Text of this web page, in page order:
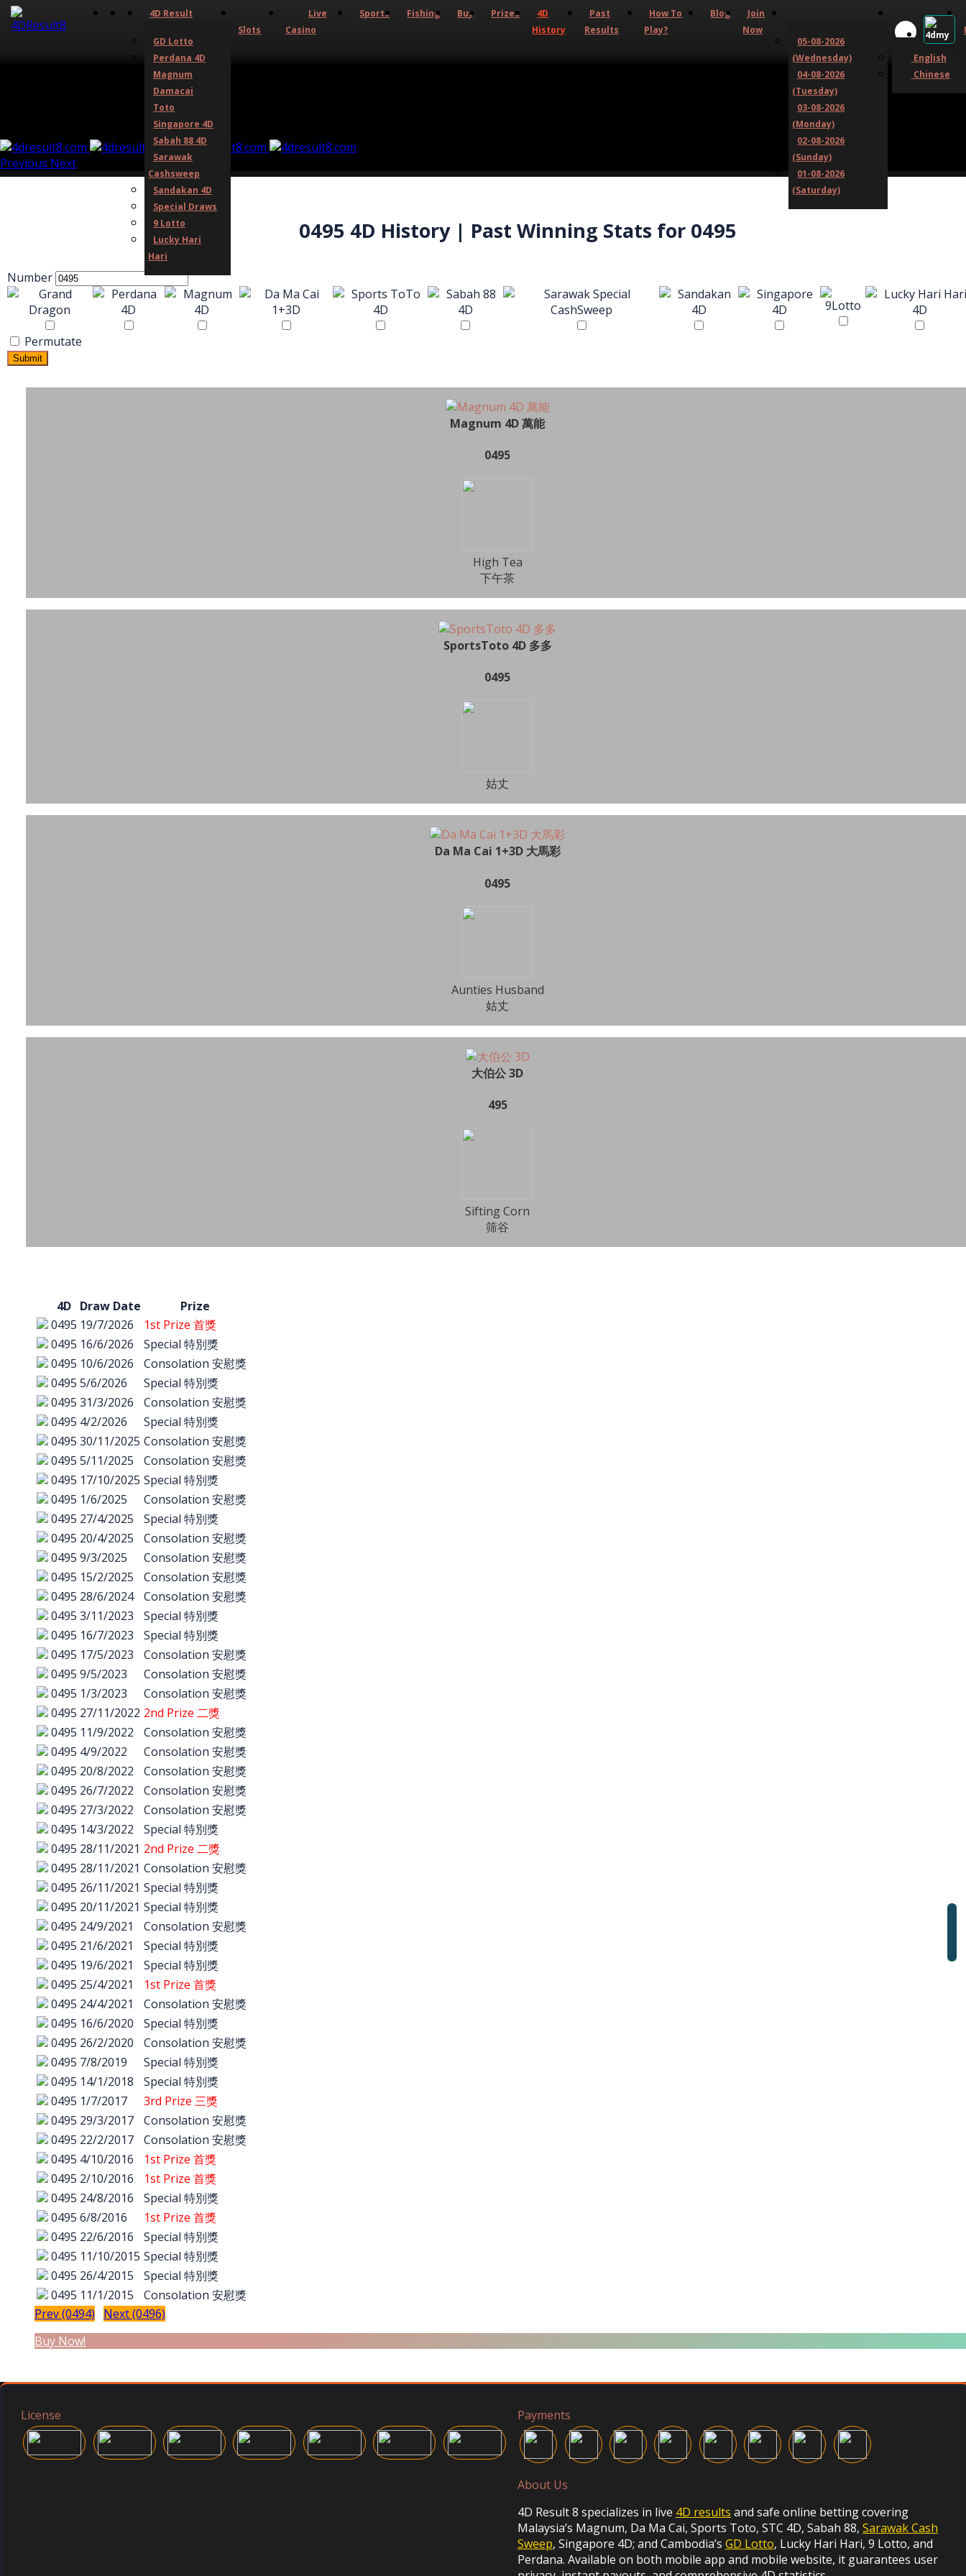
4D Result
GD Lotto
Perdana 4D
Magnum
Damacai
Toto
Singapore 4D
Sabah 88 4D
Sarawak
Cashsweep
Sandakan 4D
Special Draws
9 Lotto
Lucky Hari
Hari
Slots
Live
Casino
Sports Fishing Buy Prizes
4D
History
Past
Results
How To
Play?
Blog
Join
Now
05-08-2026
(Wednesday)
04-08-2026
(Tuesday)
03-08-2026
(Monday)
02-08-2026
(Sunday)
01-08-2026
(Saturday)
English
Chinese
Previous Next
0495 4D History | Past Winning Stats for 0495
Number
Permutate
Submit
Magnum 4D 萬能
0495
High Tea
下午茶
SportsToto 4D 多多
0495
姑丈
Da Ma Cai 1+3D 大馬彩
0495
Aunties Husband
姑丈
大伯公 3D
495
Sifting Corn
筛谷
4D Draw Date
Prize
0495 19/7/2026
1st Prize 首獎
0495 16/6/2026
Special 特別獎
0495 10/6/2026
Consolation 安慰獎
0495 5/6/2026
Special 特別獎
0495 31/3/2026
Consolation 安慰獎
0495 4/2/2026
Special 特別獎
0495 30/11/2025 Consolation 安慰獎
0495 5/11/2025
Consolation 安慰獎
0495 17/10/2025 Special 特別獎
0495 1/6/2025
Consolation 安慰獎
0495 27/4/2025
Special 特別獎
0495 20/4/2025
Consolation 安慰獎
0495 9/3/2025
Consolation 安慰獎
0495 15/2/2025
Consolation 安慰獎
0495 28/6/2024
Consolation 安慰獎
0495 3/11/2023
Special 特別獎
0495 16/7/2023
Special 特別獎
0495 17/5/2023
Consolation 安慰獎
0495 9/5/2023
Consolation 安慰獎
0495 1/3/2023
Consolation 安慰獎
0495 27/11/2022 2nd Prize 二獎
0495 11/9/2022
Consolation 安慰獎
0495 4/9/2022
Consolation 安慰獎
0495 20/8/2022
Consolation 安慰獎
0495 26/7/2022
Consolation 安慰獎
0495 27/3/2022
Consolation 安慰獎
0495 14/3/2022
Special 特別獎
0495 28/11/2021 2nd Prize 二獎
0495 28/11/2021 Consolation 安慰獎
0495 26/11/2021 Special 特別獎
0495 20/11/2021 Special 特別獎
0495 24/9/2021
Consolation 安慰獎
0495 21/6/2021
Special 特別獎
0495 19/6/2021
Special 特別獎
0495 25/4/2021
1st Prize 首獎
0495 24/4/2021
Consolation 安慰獎
0495 16/6/2020
Special 特別獎
0495 26/2/2020
Consolation 安慰獎
0495 7/8/2019
Special 特別獎
0495 14/1/2018
Special 特別獎
0495 1/7/2017
3rd Prize 三獎
0495 29/3/2017
Consolation 安慰獎
0495 22/2/2017
Consolation 安慰獎
0495 4/10/2016
1st Prize 首獎
0495 2/10/2016
1st Prize 首獎
0495 24/8/2016
Special 特別獎
0495 6/8/2016
1st Prize 首獎
0495 22/6/2016
Special 特別獎
0495 11/10/2015 Special 特別獎
0495 26/4/2015
Special 特別獎
0495 11/1/2015
Consolation 安慰獎
Prev (0494)
Next (0496)
Buy Now!
License Payments
About Us
4D Result 8 specializes in live 4D results and safe online betting covering
Malaysia’s Magnum, Da Ma Cai, Sports Toto, STC 4D, Sabah 88, Sarawak Cash
Sweep, Singapore 4D; and Cambodia’s GD Lotto, Lucky Hari Hari, 9 Lotto, and
Perdana. Available on both mobile app and mobile website, it guarantees user